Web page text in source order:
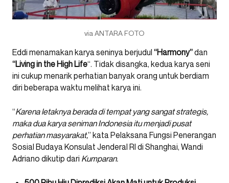
via ANTARA FOTO
Eddi menamakan karya seninya berjudul “Harmony”dan
“Livingin the High Life“. Tidak disangka, kedua karya seni
ini cukup menarik perhatian banyak orang untuk berdiam
diri beberapa waktu melihat karya ini.
“Karena letaknya berada di tempat yang sangat strategis,
maka dua karya seniman Indonesia itu menjadi pusat
perhatian masyarakat,” kata Pelaksana Fungsi Penerangan
Sosial Budaya Konsulat Jenderal RI di Shanghai, Wandi
Adriano dikutip dari Kumparan.